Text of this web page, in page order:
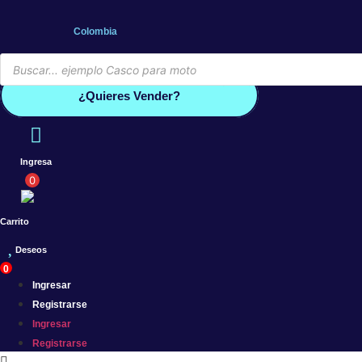
Colombia
Búsqueda
de
productos
¿Quieres Vender?
Ingresa
0
Carrito
Deseos
0
Ingresar
Registrarse
Ingresar
Registrarse